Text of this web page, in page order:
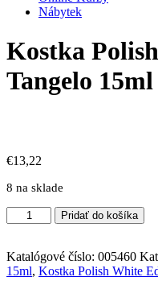
Nábytek
Kostka
Tangelo 15ml
€13,22
8 na sklade
množstvo
Kostka
Gel
Color
Pridať do košíka
Katalógové číslo: 005460
15ml, Kostka Polish White